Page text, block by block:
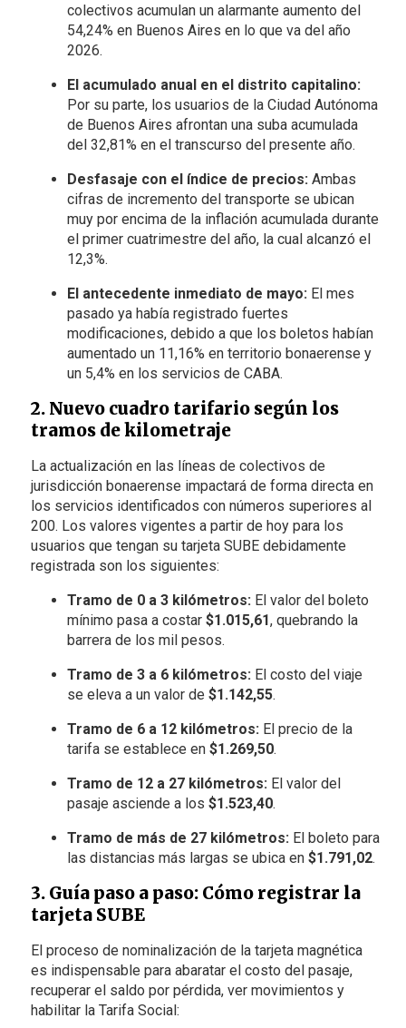
colectivos acumulan un alarmante aumento del
54,24% en Buenos Aires en lo que va del año
2026.
El acumulado anual en el distrito capitalino:
Por su parte, los usuarios de la Ciudad Autónoma
de Buenos Aires afrontan una suba acumulada
del 32,81% en el transcurso del presente año.
Desfasaje con el índice de precios: Ambas
cifras de incremento del transporte se ubican
muy por encima de la inflación acumulada durante
el primer cuatrimestre del año, la cual alcanzó el
12,3%.
El antecedente inmediato de mayo: El mes
pasado ya había registrado fuertes
modificaciones, debido a que los boletos habían
aumentado un 11,16% en territorio bonaerense y
un 5,4% en los servicios de CABA.
2. Nuevo cuadro tarifario según los
tramos de kilometraje
La actualización en las líneas de colectivos de
jurisdicción bonaerense impactará de forma directa en
los servicios identificados con números superiores al
200. Los valores vigentes a partir de hoy para los
usuarios que tengan su tarjeta SUBE debidamente
registrada son los siguientes:
Tramo de 0 a 3 kilómetros: El valor del boleto
mínimo pasa a costar $1.015,61, quebrando la
barrera de los mil pesos.
Tramo de 3 a 6 kilómetros: El costo del viaje
se eleva a un valor de $1.142,55.
Tramo de 6 a 12 kilómetros: El precio de la
tarifa se establece en $1.269,50.
Tramo de 12 a 27 kilómetros: El valor del
pasaje asciende a los $1.523,40.
Tramo de más de 27 kilómetros: El boleto para
las distancias más largas se ubica en $1.791,02.
3. Guía paso a paso: Cómo registrar la
tarjeta SUBE
El proceso de nominalización de la tarjeta magnética
es indispensable para abaratar el costo del pasaje,
recuperar el saldo por pérdida, ver movimientos y
habilitar la Tarifa Social: